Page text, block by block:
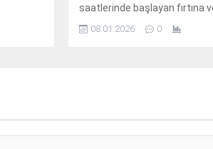
saatlerinde başlayan fırtına
seferber oldu.
08.01.2026 0